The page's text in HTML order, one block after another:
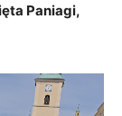
Paniagi,